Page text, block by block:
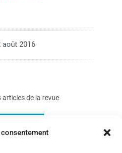
consentement
août 2016
articles de la revue